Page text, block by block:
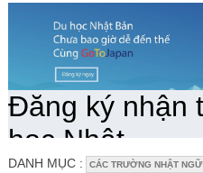
DANH MỤC : CÁC TRƯỜNG NHẬT NGỮ